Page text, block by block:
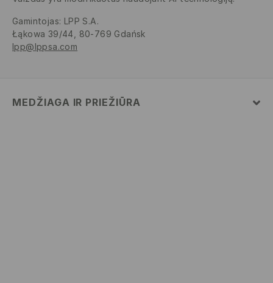
Gamintojas: LPP S.A.
Łąkowa 39/44, 80-769 Gdańsk
lpp@lppsa.com
MEDŽIAGA IR PRIEŽIŪRA